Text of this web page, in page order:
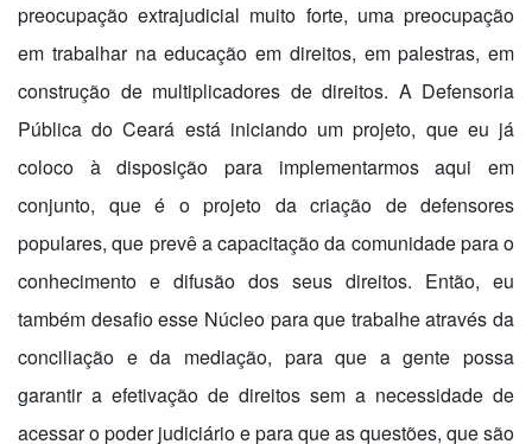
preocupação extrajudicial muito forte, uma preocupação
em trabalhar na educação em direitos, em palestras, em
construção de multiplicadores de direitos. A Defensoria
Pública do Ceará está iniciando um projeto, que eu já
coloco à disposição para implementarmos aqui em
conjunto, que é o projeto da criação de defensores
populares, que prevê a capacitação da comunidade para o
conhecimento e difusão dos seus direitos. Então, eu
também desafio esse Núcleo para que trabalhe através da
conciliação e da mediação, para que a gente possa
garantir a efetivação de direitos sem a necessidade de
acessar o poder judiciário e para que as questões, que são